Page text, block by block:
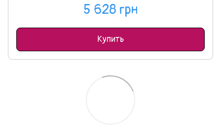
5 628 грн
Купить